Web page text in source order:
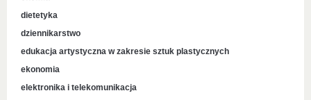
dietetyka
dziennikarstwo
edukacja artystyczna w zakresie sztuk plastycznych
ekonomia
elektronika i telekomunikacja